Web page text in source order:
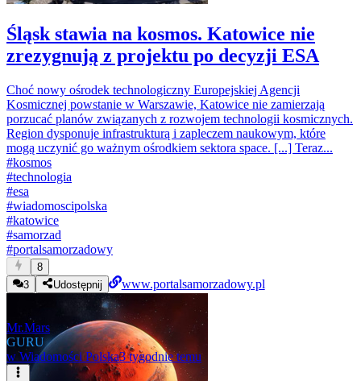
Śląsk stawia na kosmos. Katowice nie
zrezygnują z projektu po decyzji ESA
Choć nowy ośrodek technologiczny Europejskiej Agencji
Kosmicznej powstanie w Warszawie, Katowice nie zamierzają
porzucać planów związanych z rozwojem technologii kosmicznych.
Region dysponuje infrastrukturą i zapleczem naukowym, które
mogą uczynić go ważnym ośrodkiem sektora space. [...] Teraz...
#kosmos
#technologia
#esa
#wiadomoscipolska
#katowice
#samorzad
#portalsamorzadowy
8
3
Udostępnij www.portalsamorzadowy.pl
Mr.Mars
GURU
w Wiadomości Polska3 tygodnie temu